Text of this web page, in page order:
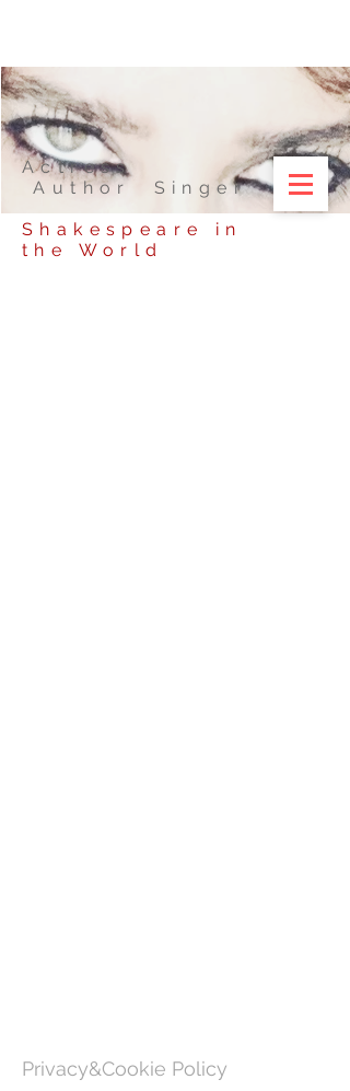
Actress
Author Singer
Shakespeare in
the World
Privacy&Cookie Policy